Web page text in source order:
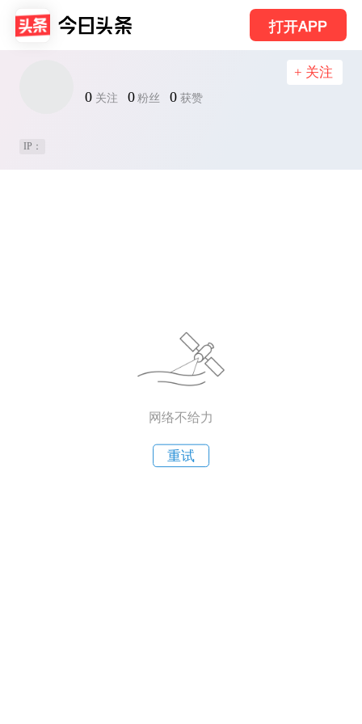
打开APP
0 关注 0 粉丝 0 获赞
+ 关注
IP：
网络不给力
重试